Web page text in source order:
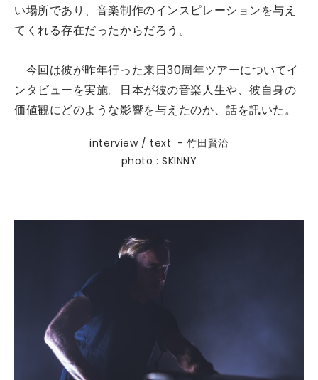
い場所であり、音楽制作のインスピレーションを与え
てくれる存在だったからだろう。
今回は彼が昨年行った来日30周年ツアーについてイ
ンタビューを実施。日本が彼の音楽人生や、彼自身の
価値観にどのような影響を与えたのか、話を訊いた。
interview / text - 竹田賢治
photo : SKINNY